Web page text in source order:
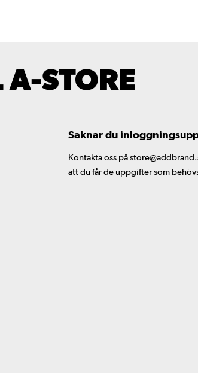
STORE
Saknar du
Kontakta oss på
att du får de uppgifter som